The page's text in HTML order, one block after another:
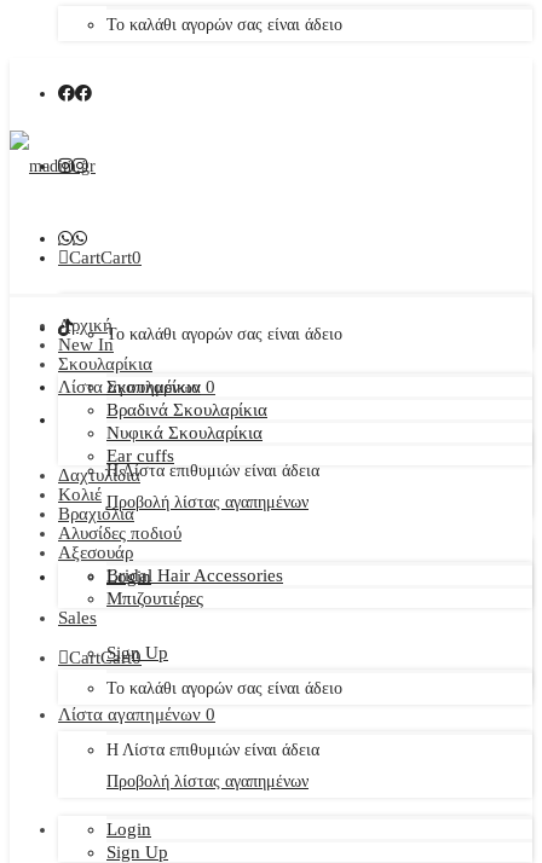
Το καλάθι αγορών σας είναι άδειο
CartCart0
Το καλάθι αγορών σας είναι άδειο
Λίστα αγαπημένων 0
Η Λίστα επιθυμιών είναι άδεια
Προβολή λίστας αγαπημένων
Login
Sign Up
Αρχική
New In
Σκουλαρίκια
Σκουλαρίκια
Βραδινά Σκουλαρίκια
Νυφικά Σκουλαρίκια
Ear cuffs
Δαχτυλίδια
Κολιέ
Βραχιόλια
Αλυσίδες ποδιού
Αξεσουάρ
Bridal Hair Accessories
Μπιζουτιέρες
Sales
CartCart0
Το καλάθι αγορών σας είναι άδειο
Λίστα αγαπημένων 0
Η Λίστα επιθυμιών είναι άδεια
Προβολή λίστας αγαπημένων
Login
Sign Up